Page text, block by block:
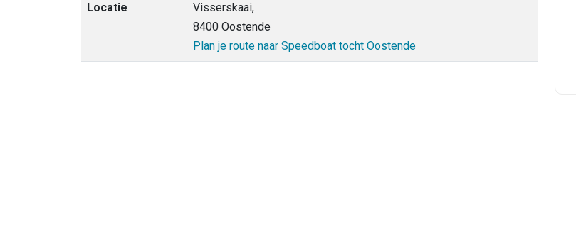
Locatie
Visserskaai,
8400 Oostende
Plan je route naar Speedboat tocht Oostende